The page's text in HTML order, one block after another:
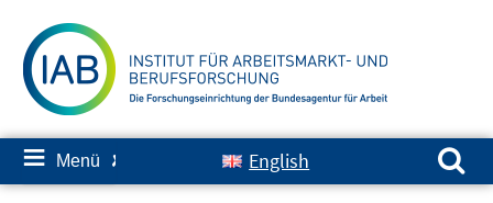
zum
Inhalt
≡ Menü ✘ English
Suchen nach: